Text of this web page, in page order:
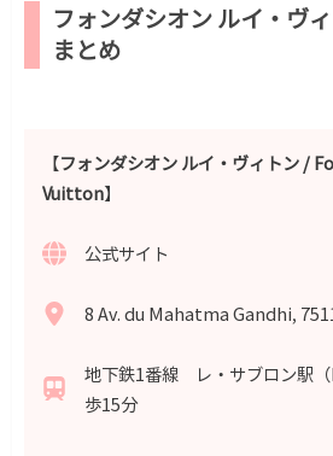
フォンダシオン ルイ・ヴ
まとめ
【フォンダシオン ルイ・ヴィトン/
Vuitton】
公式サイト
8 Av. du Mahatma Gandhi,
地下鉄1番線 レ・サブロン駅
歩15分